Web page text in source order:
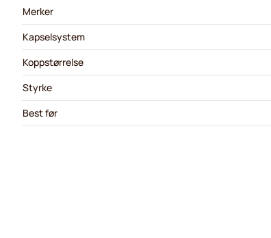
Merker
Kapselsystem
Koppstørrelse
Styrke
Best før